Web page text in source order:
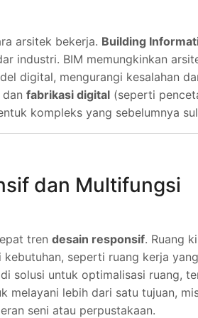
arsitek bekerja. Building
industri. BIM memungkinkan
digital, mengurangi kesalahan
dan fabrikasi digital (seperti
kompleks yang sebelumnya
dan Multifungsi
tren desain responsif. Ruang
seperti ruang kerja
solusi untuk optimalisasi ruang,
melayani lebih dari satu tujuan,
seni atau perpustakaan.